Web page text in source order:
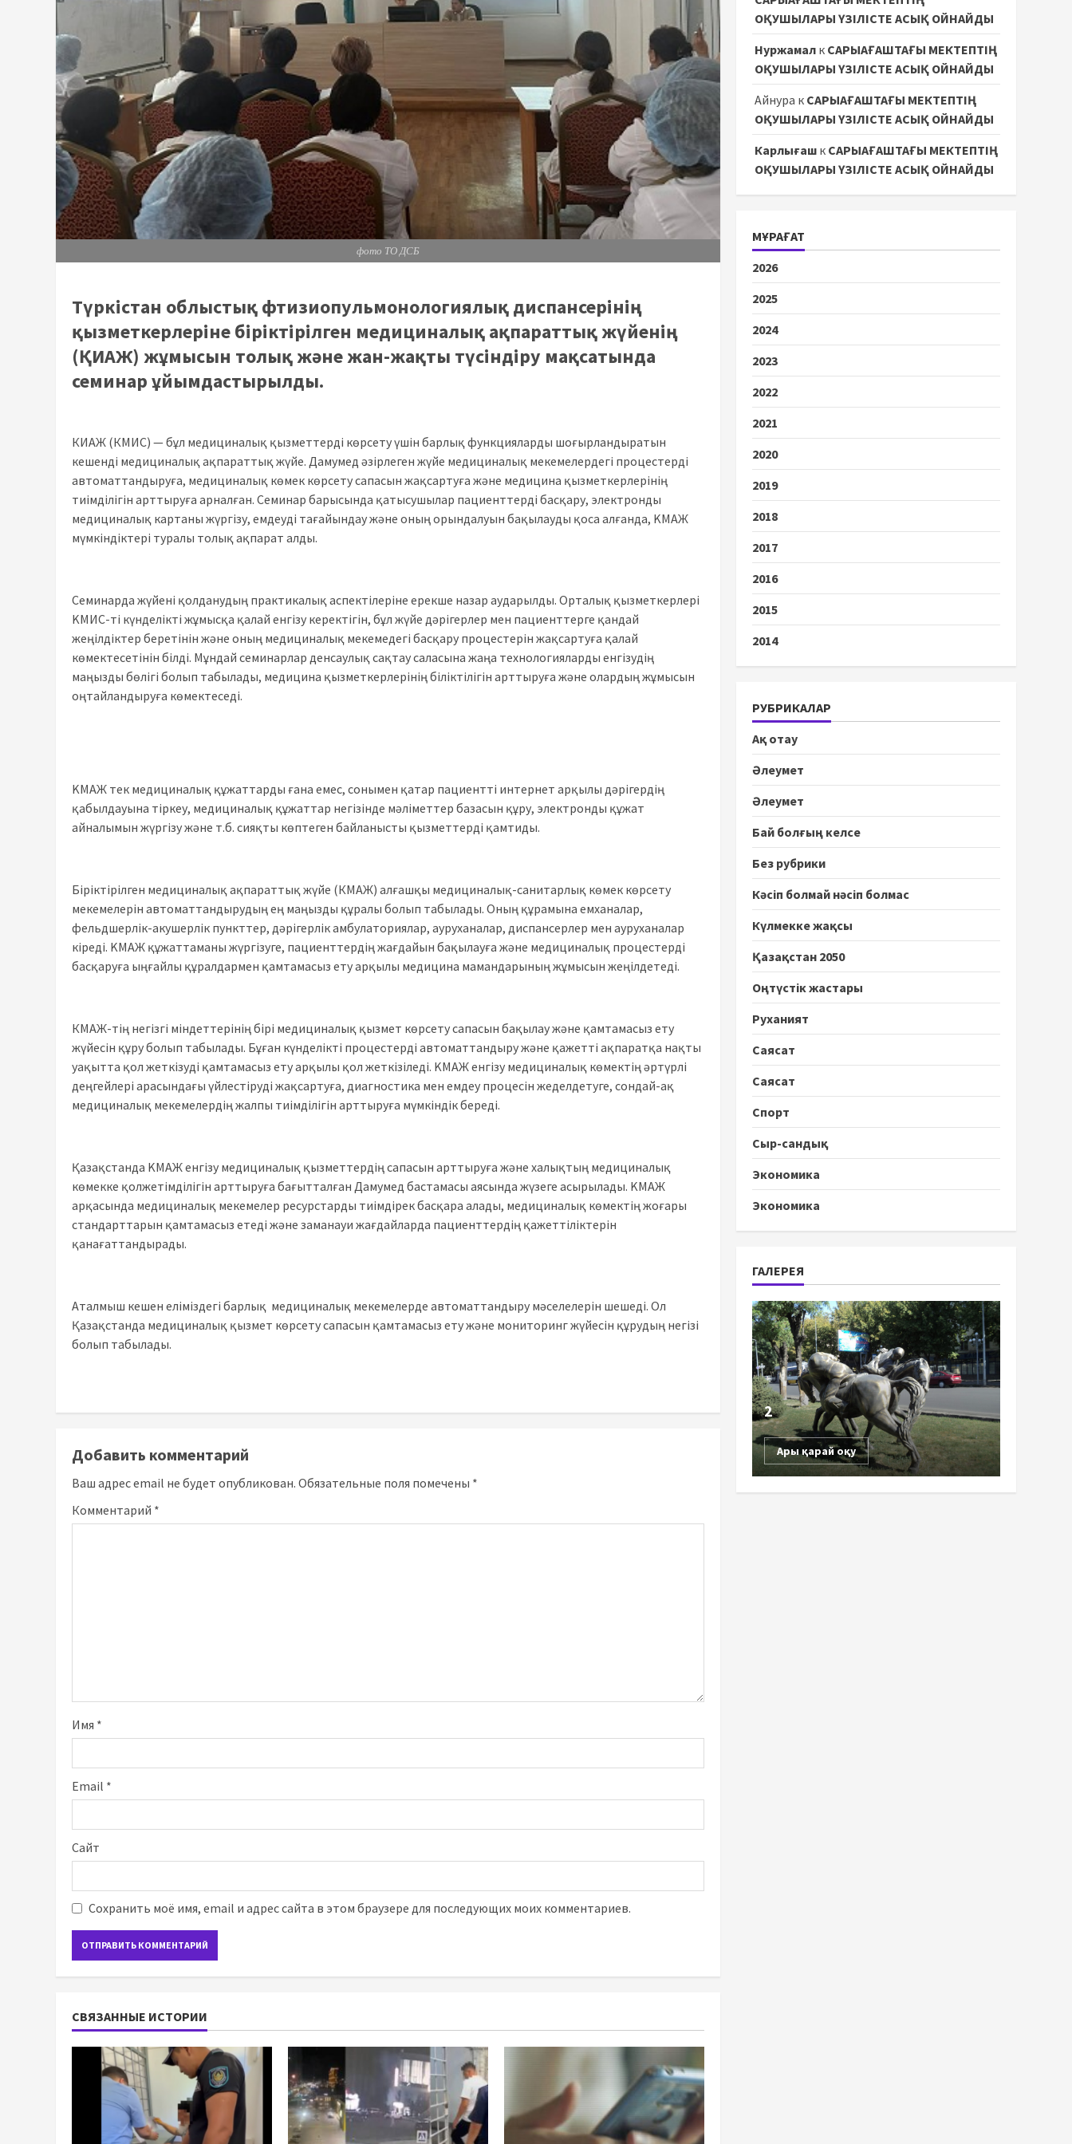
фото ТО ДСБ
Түркістан облыстық фтизиопульмонологиялық диспансерінің
қызметкерлеріне біріктірілген медициналық ақпараттық жүйенің
(ҚИАЖ) жұмысын толық және жан-жақты түсіндіру мақсатында
семинар ұйымдастырылды.
КИАЖ (КМИС) — бұл медициналық қызметтерді көрсету үшін барлық функцияларды шоғырландыратын
кешенді медициналық ақпараттық жүйе. Дамумед әзірлеген жүйе медициналық мекемелердегі процестерді
автоматтандыруға, медициналық көмек көрсету сапасын жақсартуға және медицина қызметкерлерінің
тиімділігін арттыруға арналған. Семинар барысында қатысушылар пациенттерді басқару, электронды
медициналық картаны жүргізу, емдеуді тағайындау және оның орындалуын бақылауды қоса алғанда, KМАЖ
мүмкіндіктері туралы толық ақпарат алды.
Семинарда жүйені қолданудың практикалық аспектілеріне ерекше назар аударылды. Орталық қызметкерлері
KМИС-ті күнделікті жұмысқа қалай енгізу керектігін, бұл жүйе дәрігерлер мен пациенттерге қандай
жеңілдіктер беретінін және оның медициналық мекемедегі басқару процестерін жақсартуға қалай
көмектесетінін білді. Мұндай семинарлар денсаулық сақтау саласына жаңа технологияларды енгізудің
маңызды бөлігі болып табылады, медицина қызметкерлерінің біліктілігін арттыруға және олардың жұмысын
оңтайландыруға көмектеседі.
KМАЖ тек медициналық құжаттарды ғана емес, сонымен қатар пациентті интернет арқылы дәрігердің
қабылдауына тіркеу, медициналық құжаттар негізінде мәліметтер базасын құру, электронды құжат
айналымын жүргізу және т.б. сияқты көптеген байланысты қызметтерді қамтиды.
Біріктірілген медициналық ақпараттық жүйе (КМАЖ) алғашқы медициналық-санитарлық көмек көрсету
мекемелерін автоматтандырудың ең маңызды құралы болып табылады. Оның құрамына емханалар,
фельдшерлік-акушерлік пункттер, дәрігерлік амбулаториялар, ауруханалар, диспансерлер мен ауруханалар
кіреді. KМАЖ құжаттаманы жүргізуге, пациенттердің жағдайын бақылауға және медициналық процестерді
басқаруға ыңғайлы құралдармен қамтамасыз ету арқылы медицина мамандарының жұмысын жеңілдетеді.
КМАЖ-тің негізгі міндеттерінің бірі медициналық қызмет көрсету сапасын бақылау және қамтамасыз ету
жүйесін құру болып табылады. Бұған күнделікті процестерді автоматтандыру және қажетті ақпаратқа нақты
уақытта қол жеткізуді қамтамасыз ету арқылы қол жеткізіледі. KМАЖ енгізу медициналық көмектің әртүрлі
деңгейлері арасындағы үйлестіруді жақсартуға, диагностика мен емдеу процесін жеделдетуге, сондай-ақ
медициналық мекемелердің жалпы тиімділігін арттыруға мүмкіндік береді.
Қазақстанда KМАЖ енгізу медициналық қызметтердің сапасын арттыруға және халықтың медициналық
көмекке қолжетімділігін арттыруға бағытталған Дамумед бастамасы аясында жүзеге асырылады. KМАЖ
арқасында медициналық мекемелер ресурстарды тиімдірек басқара алады, медициналық көмектің жоғары
стандарттарын қамтамасыз етеді және заманауи жағдайларда пациенттердің қажеттіліктерін
қанағаттандырады.
Аталмыш кешен еліміздегі барлық медициналық мекемелерде автоматтандыру мәселелерін шешеді. Ол
Қазақстанда медициналық қызмет көрсету сапасын қамтамасыз ету және мониторинг жүйесін құрудың негізі
болып табылады.
Добавить комментарий
Ваш адрес email не будет опубликован. Обязательные поля помечены *
Комментарий *
Имя *
Email *
Сайт
Сохранить моё имя, email и адрес сайта в этом браузере для последующих моих комментариев.
СВЯЗАННЫЕ ИСТОРИИ
ОҚУШЫЛАРЫ ҮЗІЛІСТЕ АСЫҚ ОЙНАЙДЫ
Нуржамалк САРЫАҒАШТАҒЫ МЕКТЕПТІҢ
ОҚУШЫЛАРЫ ҮЗІЛІСТЕ АСЫҚ ОЙНАЙДЫ
Айнура к САРЫАҒАШТАҒЫ МЕКТЕПТІҢ
ОҚУШЫЛАРЫ ҮЗІЛІСТЕ АСЫҚ ОЙНАЙДЫ
Карлығашк САРЫАҒАШТАҒЫ МЕКТЕПТІҢ
ОҚУШЫЛАРЫ ҮЗІЛІСТЕ АСЫҚ ОЙНАЙДЫ
МҰРАҒАТ
2026
2025
2024
2023
2022
2021
2020
2019
2018
2017
2016
2015
2014
РУБРИКАЛАР
Ақ отау
Әлеумет
Әлеумет
Бай болғың келсе
Без рубрики
Кәсіп болмай нәсіп болмас
Күлмекке жақсы
Қазақстан 2050
Оңтүстік жастары
Руханият
Саясат
Саясат
Спорт
Сыр-сандық
Экономика
Экономика
ГАЛЕРЕЯ
2
Ары қарай оқу